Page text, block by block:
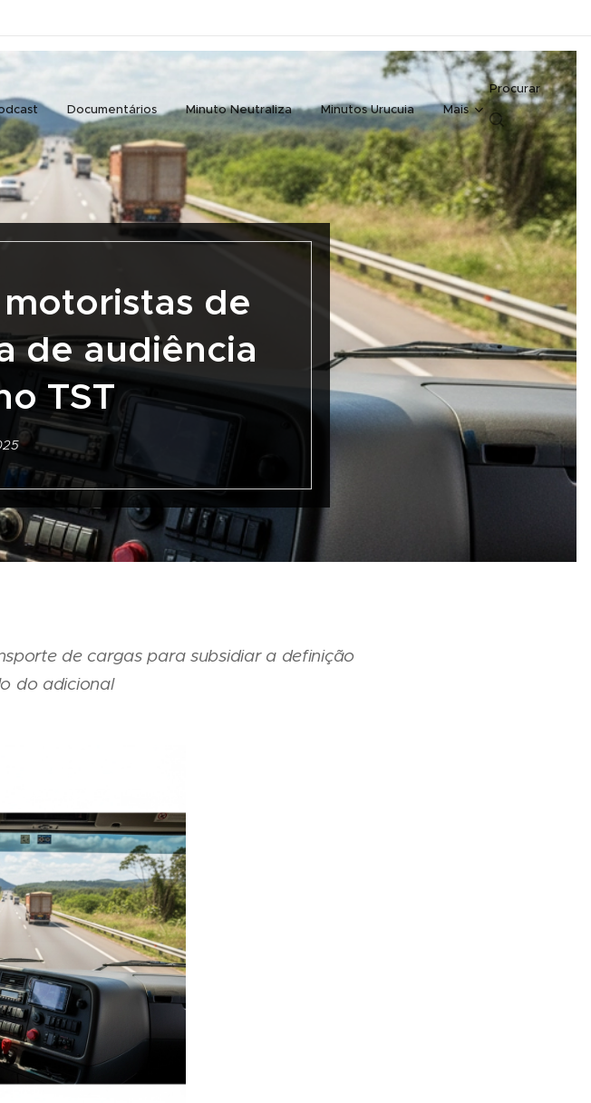
Documentários Minuto Neutraliza Minutos Urucuia Mais
Procurar
de
de audiência
TST
de cargas para subsidiar a definição
do adicional